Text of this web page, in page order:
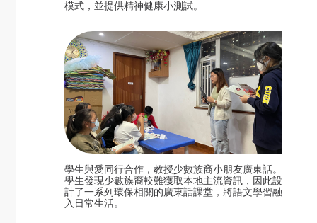
模式，並提供精神健康小測試。
學生與愛同行合作，教授少數族裔小朋友廣東話。
學生發現少數族裔較難獲取本地主流資訊，因此設
計了一系列環保相關的廣東話課堂，將語文學習融
入日常生活。